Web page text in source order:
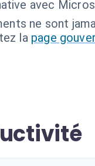
avec
ne sont
la page